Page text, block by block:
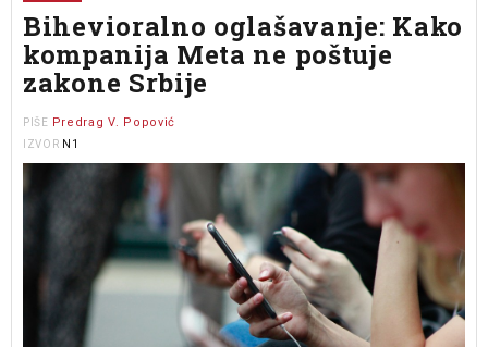
Bihevioralno oglašavanje: Kako
kompanija Meta ne poštuje
zakone Srbije
PIŠE Predrag V. Popović
IZVOR N1